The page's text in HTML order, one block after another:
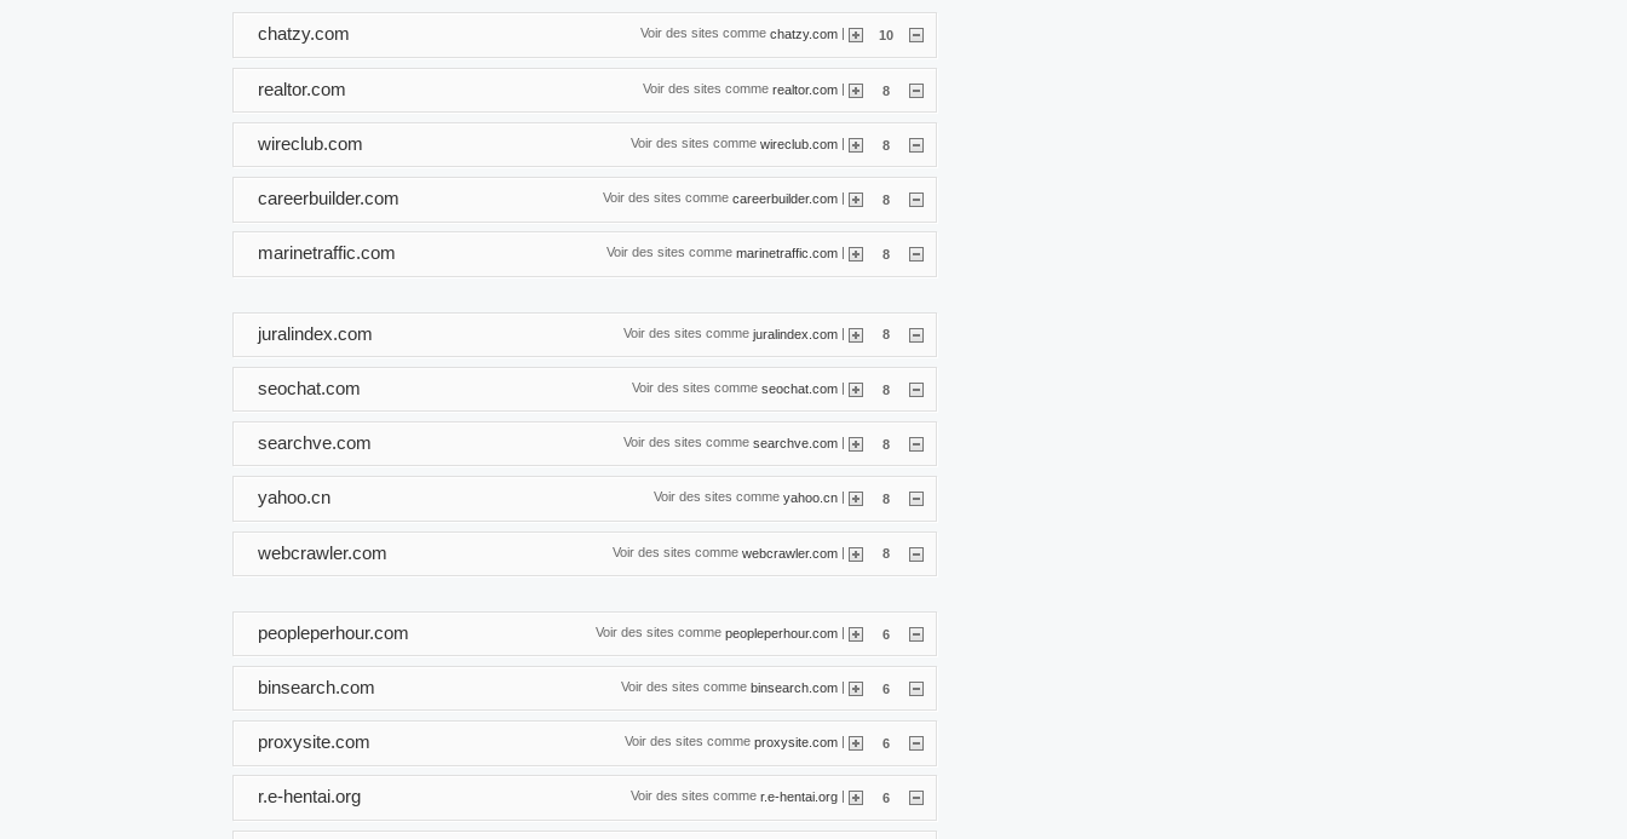
Voir des sites comme chatzy.com 10
chatzy.com
Voir des sites comme realtor.com | 8
realtor.com
Voir des sites comme wireclub.com | 8
wireclub.com
Voir des sites comme careerbuilder.com | 8
careerbuilder.com
Voir des sites comme marinetraffic.com 8
marinetraffic.com
Voir des sites comme juralindex.com | 8
juralindex.com
Voir des sites comme seochat.com | 8
seochat.com
Voir des sites comme searchve.com | 8
searchve.com
Voir des sites comme yahoo.cn 8
yahoo.cn
Voir des sites comme webcrawler.com | 8
webcrawler.com
Voir des sites comme peopleperhour.com | 6
peopleperhour.com
Voir des sites comme binsearch.com | 6
binsearch.com
Voir des sites comme proxysite.com 6
proxysite.com
Voir des sites comme r.e-hentai.org 6
r.e-hentai.org